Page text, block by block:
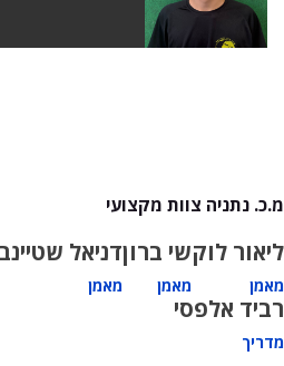
מ.כ. נתניה צוות מקצועי
ליאור לוק
מאמן
שי ברון
מאמן
דניאל
מאמן
רביד אלפסי
מדריך